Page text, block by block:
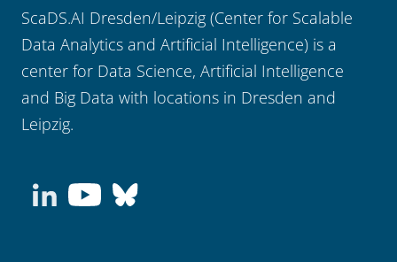
ScaDS.AI Dresden/Leipzig (Center for Scalable
Data Analytics and Artificial Intelligence) is a
center for Data Science, Artificial Intelligence
and Big Data with locations in Dresden and
Leipzig.